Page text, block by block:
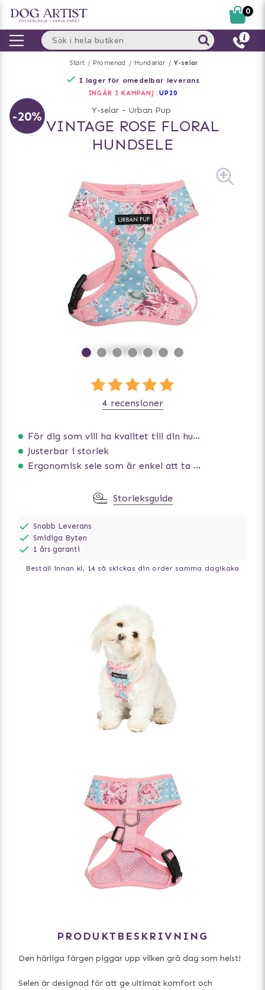
Start Promenad Hundselar Y-selar
I lager för omedelbar leverans
INGÅR I KAMPANJ :UP20
-20% Y-selar - Urban Pup
VINTAGE ROSE FLORAL
HUNDSELE
För dig som vill ha kvalitet till din hund!
Justerbar i storlek
Ergonomisk sele som är enkel att ta på och av
4 recensioner
Storleksguide
Snabb Leverans
Smidiga Byten
1 års garanti
Beställ innan kl. 14 så skickas din order samma dag!kaka
PRODUKTBESKRIVNING
Den härliga färgen piggar upp vilken grå dag som helst!
Selen är designad för att ge ultimat komfort och
0